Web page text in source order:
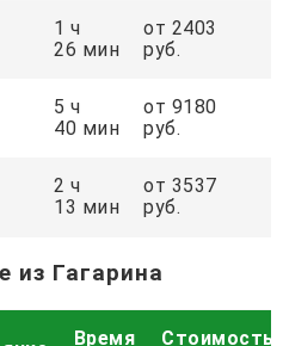
1 ч
26 мин
от 2403
руб.
5 ч
40 мин
от 9180
руб.
2 ч
13 мин
от 3537
руб.
из Гагарина
Время Стоимость